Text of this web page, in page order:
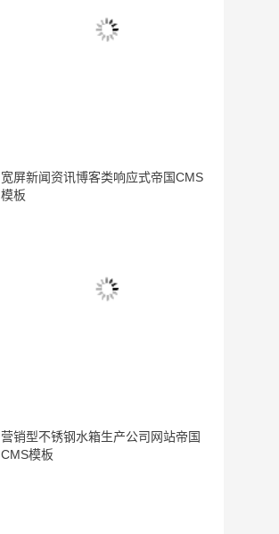
宽屏新闻资讯博客类响应式帝国CMS
模板
营销型不锈钢水箱生产公司网站帝国
CMS模板